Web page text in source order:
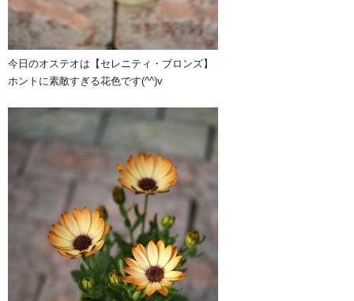
今日のオステオは【セレニティ・ブロンズ】
ホントに素敵すぎる花色です(^^)v